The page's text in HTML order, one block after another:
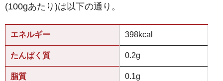
(100gあたり)は以下の通り。
エネルギー 398kcal
たんぱく質 0.2g
脂質 0.1g